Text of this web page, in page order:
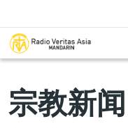
宗教新闻